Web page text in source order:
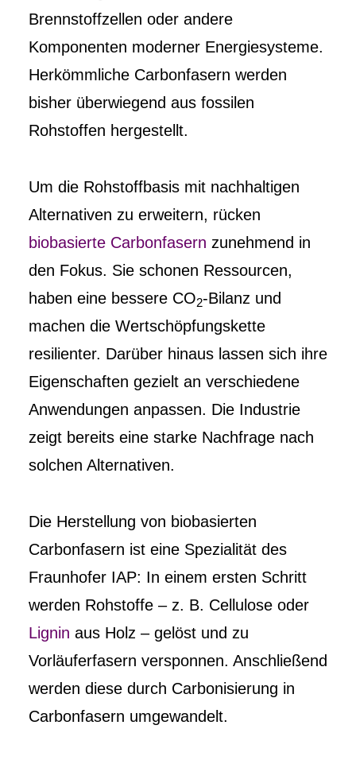
Brennstoffzellen oder andere
Komponenten moderner Energiesysteme.
Herkömmliche Carbonfasern werden
bisher überwiegend aus fossilen
Rohstoffen hergestellt.
Um die Rohstoffbasis mit nachhaltigen
Alternativen zu erweitern, rücken
biobasierte Carbonfasern zunehmend in
den Fokus. Sie schonen Ressourcen,
haben eine bessere CO2-Bilanz und
machen die Wertschöpfungskette
resilienter. Darüber hinaus lassen sich ihre
Eigenschaften gezielt an verschiedene
Anwendungen anpassen. Die Industrie
zeigt bereits eine starke Nachfrage nach
solchen Alternativen.
Die Herstellung von biobasierten
Carbonfasern ist eine Spezialität des
Fraunhofer IAP: In einem ersten Schritt
werden Rohstoffe – z. B. Cellulose oder
Lignin aus Holz – gelöst und zu
Vorläuferfasern versponnen. Anschließend
werden diese durch Carbonisierung in
Carbonfasern umgewandelt.